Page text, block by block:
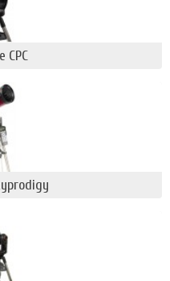
disponibles pour le
à la fois
présentes dans
nébuleuse du
(les magnifiques
des bandes
attentes avec un
de type C6,
et C14.
CPC